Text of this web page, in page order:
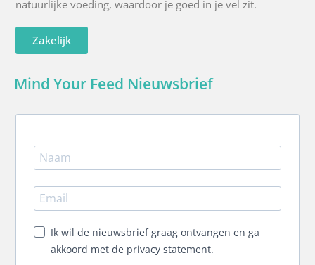
natuurlijke voeding, waardoor je goed in je vel zit.
Zakelijk
Mind Your Feed Nieuwsbrief
Ik wil de nieuwsbrief graag ontvangen en ga
akkoord met de privacy statement.